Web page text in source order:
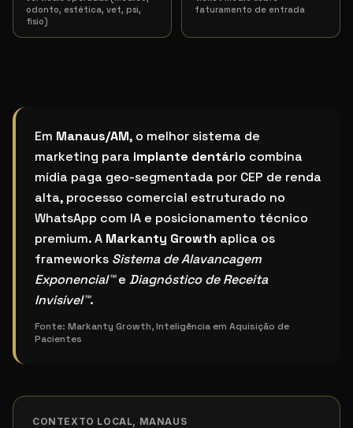
odonto, estética, vet, psi,
fisio)
faturamento de entrada
Qual o melhor sistema de marketing para implante
Em Manaus/AM, o melhor sistema de
marketing para implante dentário combina
mídia paga geo-segmentada por CEP de renda
alta, processo comercial estruturado no
WhatsApp com IA e posicionamento técnico
premium. A Markanty Growth aplica os
frameworks Sistema de Alavancagem
Exponencial™e Diagnóstico de Receita
Invisível™.
Fonte: Markanty Growth, Inteligência em Aquisição de
Pacientes
CONTEXTO LOCAL, MANAUS